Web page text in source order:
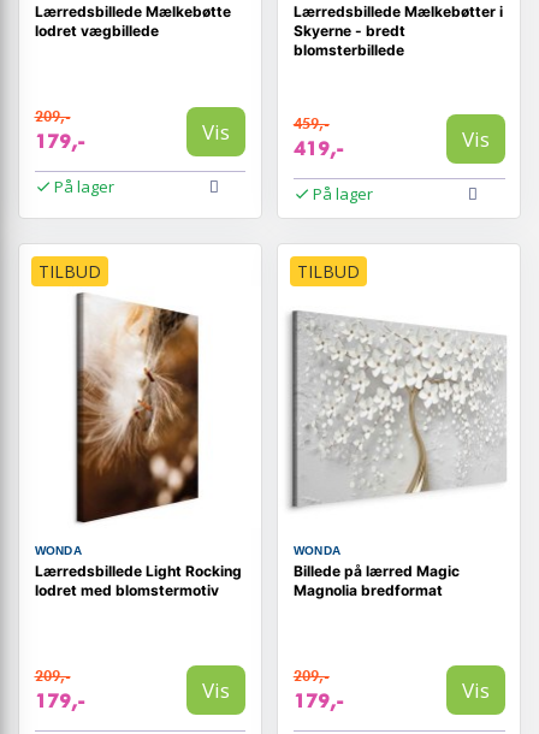
Lærredsbillede Mælkebøtte
lodret vægbillede
209,-
179,- Vis
På lager
Lærredsbillede Mælkebøtter i
Skyerne - bredt
blomsterbillede
459,-
419,- Vis
På lager
TILBUD
WONDA
Lærredsbillede Light Rocking
lodret med blomstermotiv
209,-
179,- Vis
TILBUD
WONDA
Billede på lærred Magic
Magnolia bredformat
209,-
179,- Vis